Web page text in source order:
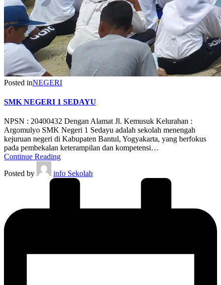
Posted inNEGERI
SMK NEGERI 1 SEDAYU
NPSN : 20400432 Dengan Alamat Jl. Kemusuk Kelurahan :
Argomulyo SMK Negeri 1 Sedayu adalah sekolah menengah
kejuruan negeri di Kabupaten Bantul, Yogyakarta, yang berfokus
pada pembekalan keterampilan dan kompetensi…
Continue Reading
Posted by
info Sekolah